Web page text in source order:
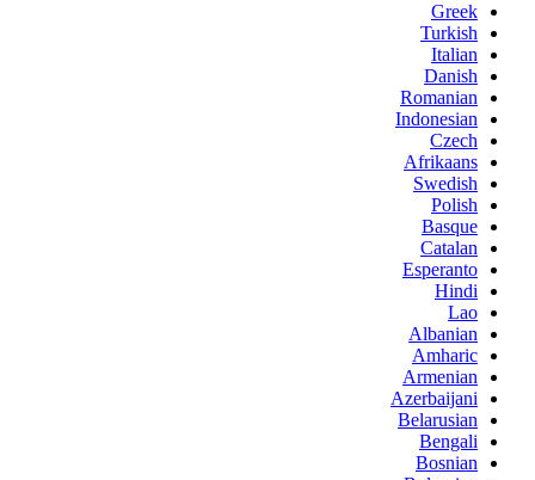
Greek
Turkish
Italian
Danish
Romanian
Indonesian
Czech
Afrikaans
Swedish
Polish
Basque
Catalan
Esperanto
Hindi
Lao
Albanian
Amharic
Armenian
Azerbaijani
Belarusian
Bengali
Bosnian